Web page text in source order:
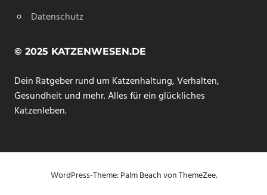
Datenschutz
© 2025 KATZENWESEN.DE
Dein Ratgeber rund um Katzenhaltung, Verhalten,
Gesundheit und mehr. Alles für ein glückliches
Katzenleben.
WordPress-Theme: Palm Beach von ThemeZee.